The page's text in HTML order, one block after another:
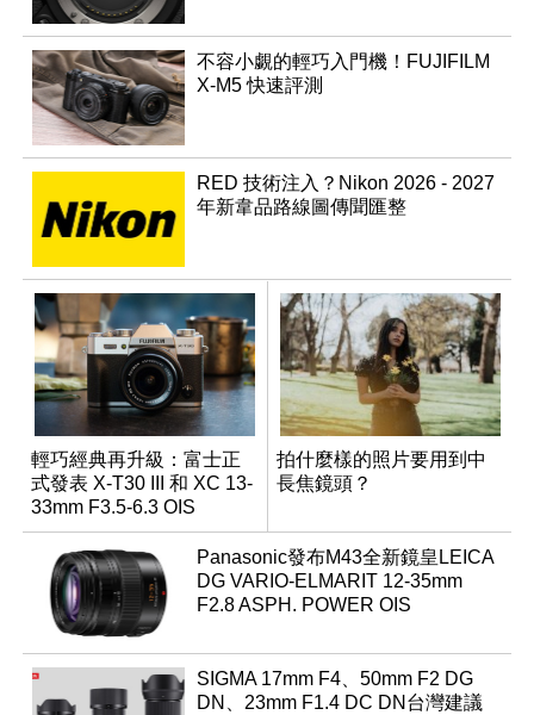
不容小覷的輕巧入門機！FUJIFILM
X-M5 快速評測
RED 技術注入？Nikon 2026 - 2027
年新韋品路線圖傳聞匯整
輕巧經典再升級：富士正
式發表 X-T30 III 和 XC 13-
33mm F3.5-6.3 OIS
拍什麼樣的照片要用到中
長焦鏡頭？
Panasonic發布M43全新鏡皇LEICA
DG VARIO-ELMARIT 12-35mm
F2.8 ASPH. POWER OIS
SIGMA 17mm F4、50mm F2 DG
DN、23mm F1.4 DC DN台灣建議